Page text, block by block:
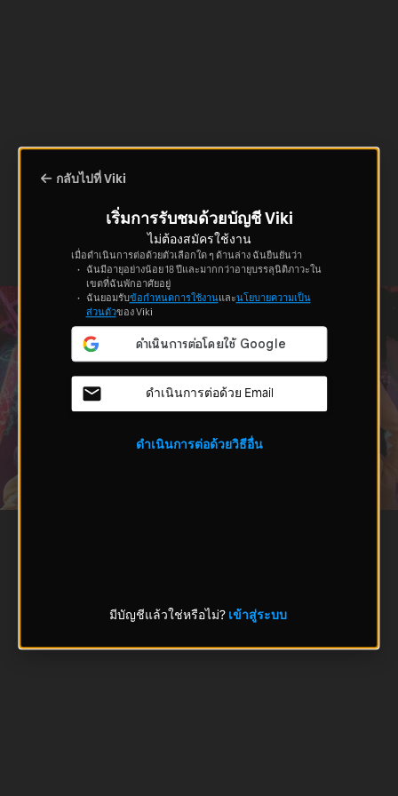
กลับไปที่ Viki
เริ่มการรับชมด้วยบัญชี Viki
ไม่ต้องสมัครใช้งาน
เมื่อดำเนินการต่อด้วยตัวเลือกใด ๆ ด้านล่าง ฉันยืนยันว่า
ฉันมีอายุอย่างน้อย 18 ปีและมากกว่าอายุบรรลุนิติภาวะใน
เขตที่ฉันพักอาศัยอยู่
ฉันยอมรับข้อกำหนดการใช้งานและนโยบายความเป็น
ส่วนตัวของ Viki
ดำเนินการต่อด้วย Email
ดำเนินการต่อด้วยวิธีอื่น
มีบัญชีแล้วใช่หรือไม่? เข้าสู่ระบบ